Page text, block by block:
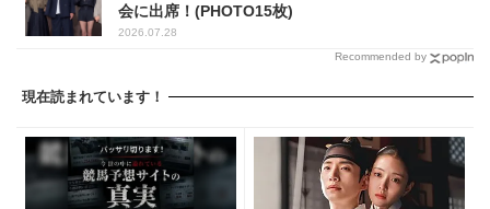
会に出席！(PHOTO15枚)
2026.07.28
Recommended by
現在読まれています！